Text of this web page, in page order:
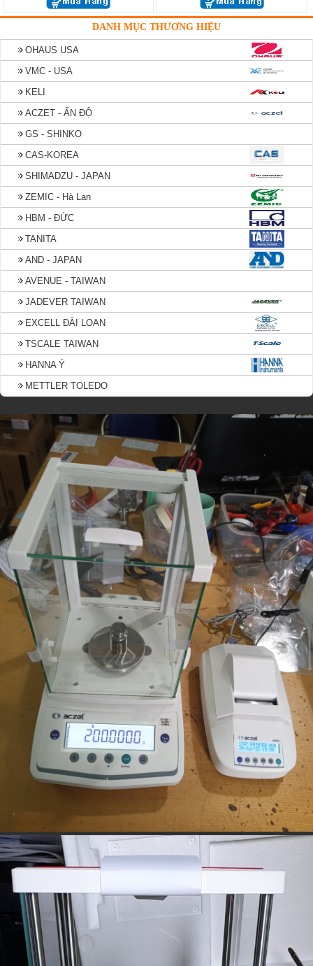
DANH MỤC THƯƠNG HIỆU
OHAUS USA
VMC - USA
KELI
ACZET - ẤN ĐỘ
GS - SHINKO
CAS-KOREA
SHIMADZU - JAPAN
ZEMIC - Hà Lan
HBM - ĐỨC
TANITA
AND - JAPAN
AVENUE - TAIWAN
JADEVER TAIWAN
EXCELL ĐÀI LOAN
TSCALE TAIWAN
HANNA Ý
METTLER TOLEDO